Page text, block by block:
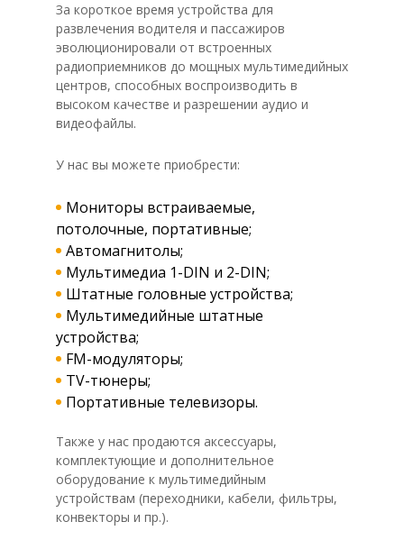
За короткое время устройства для
развлечения водителя и пассажиров
эволюционировали от встроенных
радиоприемников до мощных мультимедийных
центров, способных воспроизводить в
высоком качестве и разрешении аудио и
видеофайлы.
У нас вы можете приобрести:
Мониторы встраиваемые,
потолочные, портативные;
Автомагнитолы;
Мультимедиа 1-DIN и 2-DIN;
Штатные головные устройства;
Мультимедийные штатные
устройства;
FM-модуляторы;
TV-тюнеры;
Портативные телевизоры.
Также у нас продаются аксессуары,
комплектующие и дополнительное
оборудование к мультимедийным
устройствам (переходники, кабели, фильтры,
конвекторы и пр.).